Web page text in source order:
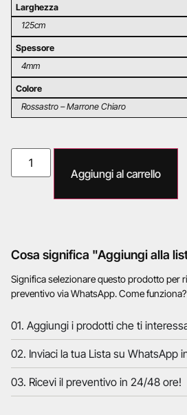
Larghezza
125cm
Spessore
4mm
Colore
Rossastro – Marrone Chiaro
Aggiungi al carrello
Cosa significa "Aggiungi alla
Significa selezionare questo prodotto per
preventivo via WhatsApp. Come funziona?
01. Aggiungi i prodotti che ti
02. Inviaci la tua Lista su WhatsApp
03. Ricevi il preventivo in 24/48 ore!